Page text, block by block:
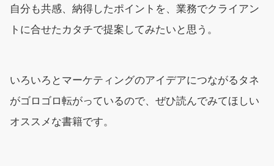
自分も共感、納得したポイントを、業務でクライアン
トに合せたカタチで提案してみたいと思う。
いろいろとマーケティングのアイデアにつながるタネ
がゴロゴロ転がっているので、ぜひ読んでみてほしい
オススメな書籍です。